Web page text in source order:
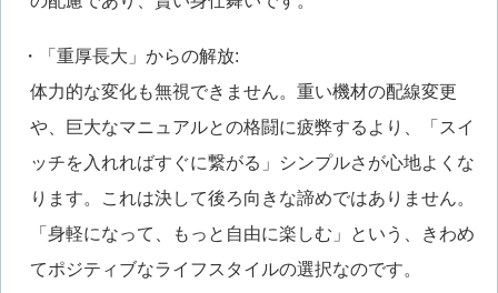
・「重厚長大」からの解放:
体力的な変化も無視できません。重い機材の配線変更
や、巨大なマニュアルとの格闘に疲弊するより、「スイ
ッチを入れればすぐに繋がる」シンプルさが心地よくな
ります。これは決して後ろ向きな諦めではありません。
「身軽になって、もっと自由に楽しむ」という、きわめ
てポジティブなライフスタイルの選択なのです。